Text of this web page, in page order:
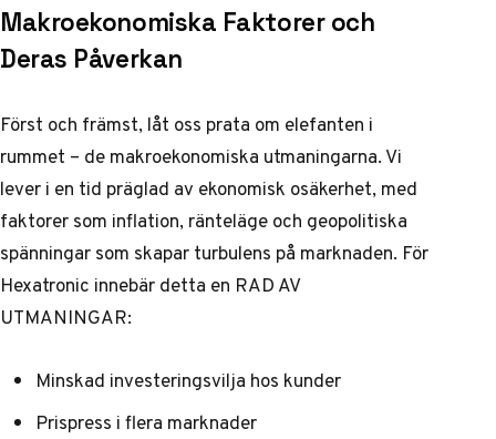
Makroekonomiska Faktorer och
Deras Påverkan
Först och främst, låt oss prata om elefanten i
rummet – de makroekonomiska utmaningarna. Vi
lever i en tid präglad av ekonomisk osäkerhet, med
faktorer som inflation, ränteläge och geopolitiska
spänningar som skapar turbulens på marknaden. För
Hexatronic innebär detta en RAD AV
UTMANINGAR:
Minskad investeringsvilja hos kunder
Prispress i flera marknader